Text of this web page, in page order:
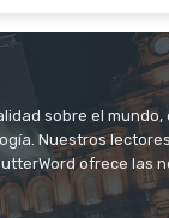
sobre el mundo,
Nuestros
ofrece las